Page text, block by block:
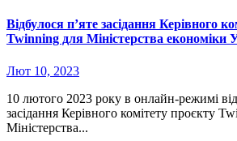
Відбулося п’яте засідання Керівного
Twinning для Міністерства економіки
Лют 10, 2023
10 лютого 2023 року в онлайн-режимі відбулося п’яте
засідання Керівного комітету проєкту
Міністерства...